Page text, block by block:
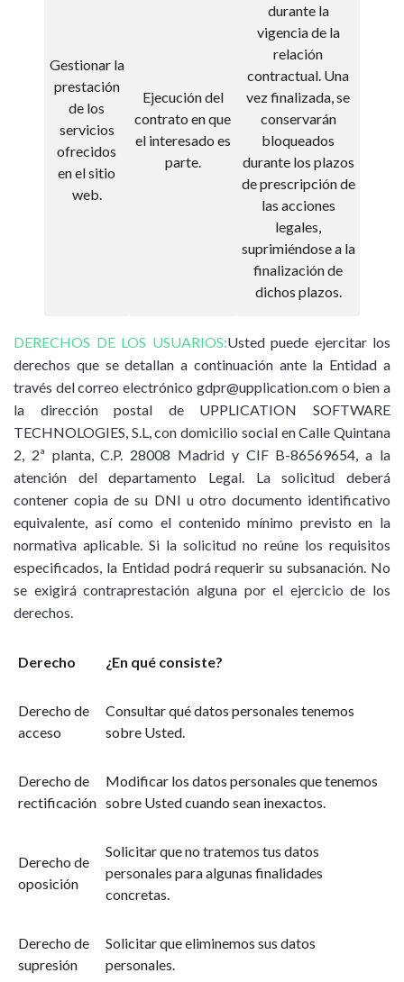
Gestionar la
prestación
de los
servicios
ofrecidos
en el sitio
web.
Ejecución del
contrato en que
el interesado es
parte.
durante la
vigencia de la
relación
contractual. Una
vez finalizada, se
conservarán
bloqueados
durante los plazos
de prescripción de
las acciones
legales,
suprimiéndose a la
finalización de
dichos plazos.
DERECHOS DE LOS USUARIOS:Usted puede ejercitar los
derechos que se detallan a continuación ante la Entidad a
través del correo electrónico gdpr@upplication.como bien a
la dirección postal de UPPLICATION SOFTWARE
TECHNOLOGIES, S.L, con domicilio social en Calle Quintana
2, 2ª planta, C.P. 28008 Madrid y CIF B-86569654, a la
atención del departamento Legal. La solicitud deberá
contener copia de su DNI u otro documento identificativo
equivalente, así como el contenido mínimo previsto en la
normativa aplicable. Si la solicitud no reúne los requisitos
especificados, la Entidad podrá requerir su subsanación. No
se exigirá contraprestación alguna por el ejercicio de los
derechos.
Derecho ¿En qué consiste?
Derecho de
acceso
Consultar qué datos personales tenemos
sobre Usted.
Derecho de
rectificación
Modificar los datos personales que tenemos
sobre Usted cuando sean inexactos.
Derecho de
oposición
Solicitar que no tratemos tus datos
personales para algunas finalidades
concretas.
Derecho de
supresión
Solicitar que eliminemos sus datos
personales.